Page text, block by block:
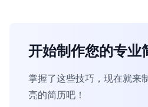
开始制作您的专业
掌握了这些技巧，现在就来
亮的简历吧！